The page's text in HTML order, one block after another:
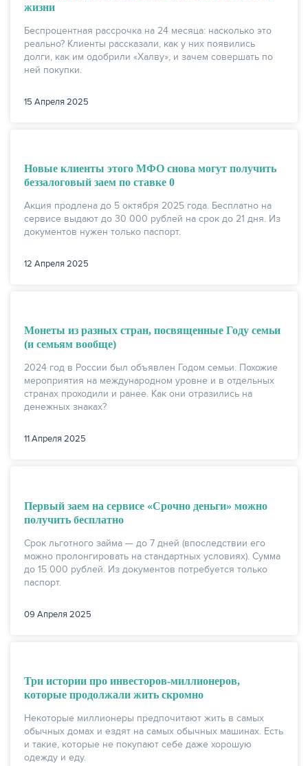
жизни
Беспроцентная рассрочка на 24 месяца: насколько это
реально? Клиенты рассказали, как у них появились
долги, как им одобрили «Халву», и зачем совершать по
ней покупки.
15 Апреля 2025
Новые клиенты этого МФО снова могут получить
беззалоговый заем по ставке 0
Акция продлена до 5 октября 2025 года. Бесплатно на
сервисе выдают до 30 000 рублей на срок до 21 дня. Из
документов нужен только паспорт.
12 Апреля 2025
Монеты из разных стран, посвященные Году семьи
(и семьям вообще)
2024 год в России был объявлен Годом семьи. Похожие
мероприятия на международном уровне и в отдельных
странах проходили и ранее. Как они отразились на
денежных знаках?
11 Апреля 2025
Первый заем на сервисе «Срочно деньги» можно
получить бесплатно
Срок льготного займа — до 7 дней (впоследствии его
можно пролонгировать на стандартных условиях). Сумма
до 15 000 рублей. Из документов потребуется только
паспорт.
09 Апреля 2025
Три истории про инвесторов-миллионеров,
которые продолжали жить скромно
Некоторые миллионеры предпочитают жить в самых
обычных домах и ездят на самых обычных машинах. Есть
и такие, которые не покупают себе даже хорошую
одежду и еду.